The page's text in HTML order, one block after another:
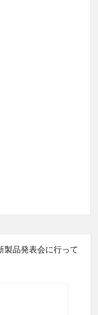
製品発表会に行って